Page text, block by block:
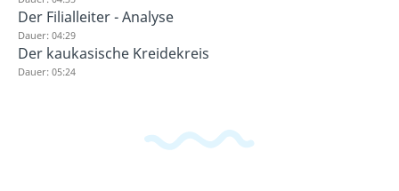
Der Filialleiter - Analyse
Dauer: 04:29
Der kaukasische Kreidekreis
Dauer: 05:24